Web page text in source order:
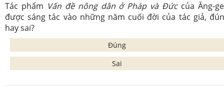
Tác phẩm Vấn đề nông dân ở Pháp và Đứccủa Ăng-
được sáng tác vào những năm cuối đời của tác giả,
hay sai?
Đúng
Sai